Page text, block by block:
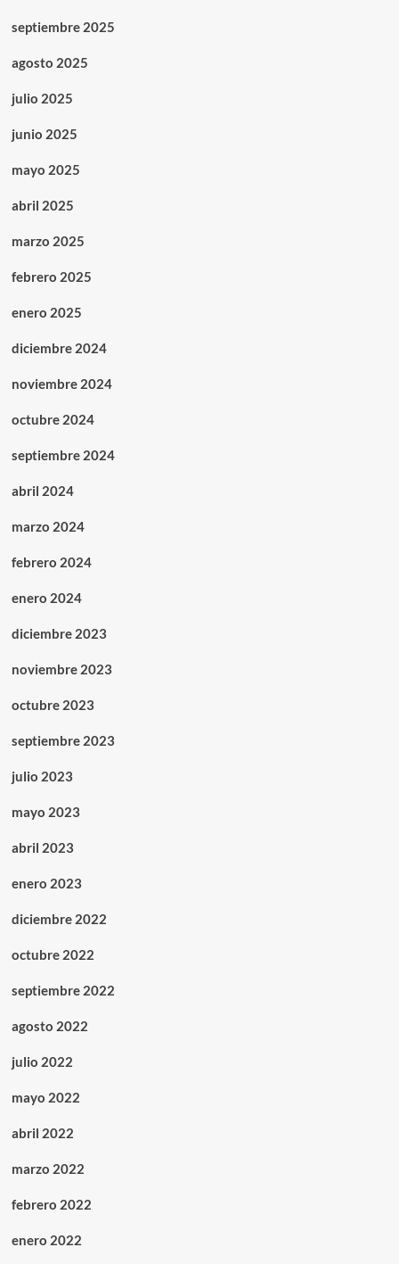
septiembre 2025
agosto 2025
julio 2025
junio 2025
mayo 2025
abril 2025
marzo 2025
febrero 2025
enero 2025
diciembre 2024
noviembre 2024
octubre 2024
septiembre 2024
abril 2024
marzo 2024
febrero 2024
enero 2024
diciembre 2023
noviembre 2023
octubre 2023
septiembre 2023
julio 2023
mayo 2023
abril 2023
enero 2023
diciembre 2022
octubre 2022
septiembre 2022
agosto 2022
julio 2022
mayo 2022
abril 2022
marzo 2022
febrero 2022
enero 2022